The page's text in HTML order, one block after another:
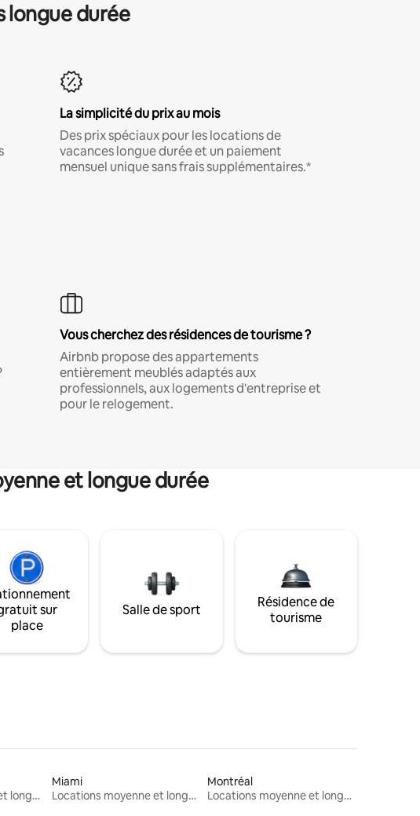
longue durée
La simplicité du prix au mois
Des prix spéciaux pour les locations de
vacances longue durée et un paiement
mensuel unique sans frais supplémentaires.*
Vous cherchez des résidences de tourisme ?
Airbnb propose des appartements
entièrement meublés adaptés aux
professionnels, aux logements d'entreprise et
pour le relogement.
et longue durée
sur
place
Salle de sport
Résidence de
tourisme
Locations moyenne et longue durée
Miami
Locations moyenne et longue durée
Montréal
Locations moyenne et longue durée